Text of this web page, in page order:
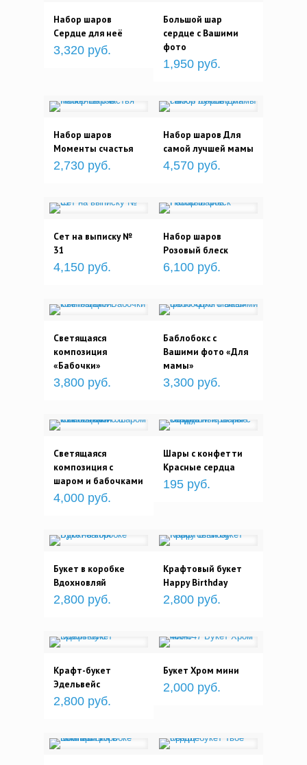
Набор шаров
Сердце для неё
3,320 руб.
Большой шар
сердце с Вашими
фото
1,950 руб.
Набор шаров
Моменты счастья
2,730 руб.
Набор шаров Для
самой лучшей мамы
4,570 руб.
Сет на выписку №
31
4,150 руб.
Набор шаров
Розовый блеск
6,100 руб.
Светящаяся
композиция
«Бабочки»
3,800 руб.
Баблобокс с
Вашими фото «Для
мамы»
3,300 руб.
Светящаяся
композиция с
шаром и бабочками
4,000 руб.
Шары с конфетти
Красные сердца
195 руб.
Букет в коробке
Вдохновляй
2,800 руб.
Крафтовый букет
Happy Birthday
2,800 руб.
Крафт-букет
Эдельвейс
2,800 руб.
Букет Хром мини
2,000 руб.